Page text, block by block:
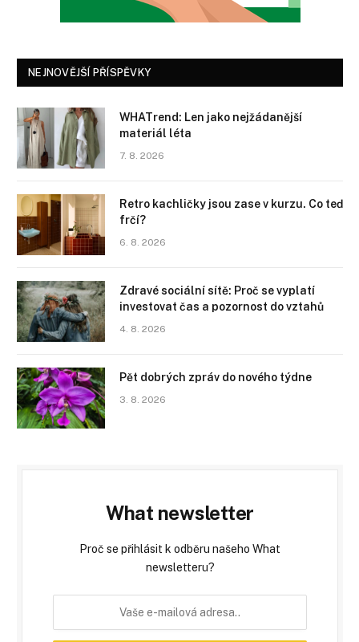
NEJNOVĚJŠÍ PŘÍSPĚVKY
WHATrend: Len jako nejžádanější
materiál léta
7. 8. 2026
Retro kachličky jsou zase v kurzu. Co teď
frčí?
6. 8. 2026
Zdravé sociální sítě: Proč se vyplatí
investovat čas a pozornost do vztahů
4. 8. 2026
Pět dobrých zpráv do nového týdne
3. 8. 2026
What newsletter
Proč se přihlásit k odběru našeho What
newsletteru?